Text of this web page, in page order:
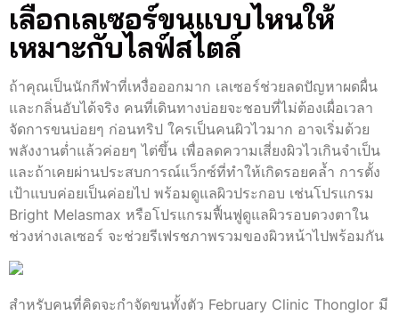
เลือกเลเซอร์ขนแบบไหนให้
เหมาะกับไลฟ์สไตล์
ถ้าคุณเป็นนักกีฬาที่เหงื่อออกมาก เลเซอร์ช่วยลดปัญหาผดผื่น
และกลิ่นอับได้จริง คนที่เดินทางบ่อยจะชอบที่ไม่ต้องเผื่อเวลา
จัดการขนบ่อยๆ ก่อนทริป ใครเป็นคนผิวไวมาก อาจเริ่มด้วย
พลังงานต่ำแล้วค่อยๆ ไต่ขึ้น เพื่อลดความเสี่ยงผิวไวเกินจำเป็น
และถ้าเคยผ่านประสบการณ์แว็กซ์ที่ทำให้เกิดรอยคล้ำ การตั้ง
เป้าแบบค่อยเป็นค่อยไป พร้อมดูแลผิวประกอบ เช่นโปรแกรม
Bright Melasmax หรือโปรแกรมฟื้นฟูดูแลผิวรอบดวงตาใน
ช่วงห่างเลเซอร์ จะช่วยรีเฟรชภาพรวมของผิวหน้าไปพร้อมกัน
สำหรับคนที่คิดจะกำจัดขนทั้งตัว February Clinic Thonglor มี